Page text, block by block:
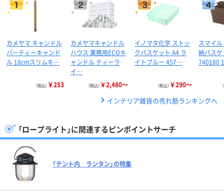
カメヤマ キャンドル
パーティーキャンド
ル 18cmスリムキ…
（税込） ￥253
カメヤマキャンドル
ハウス 業務用ECOキ
ャンドル ティーラ
イ…
（税込） ￥2,480～
イノマタ化学 ストッ
クバスケット A4 ラ
イトブルー 457…
（税込） ￥290～
スマイ
納バスケ
740180
インテリア雑貨の売れ筋ランキングへ
「ロープライト」に関連するピンポイントサーチ
「テント内 ランタン」の特集